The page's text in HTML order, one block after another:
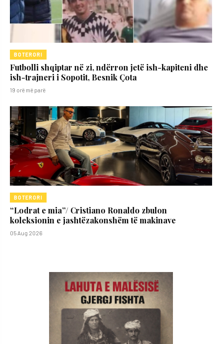
BOTERORI
Futbolli shqiptar në zi, ndërron jetë ish-kapiteni dhe
ish-trajneri i Sopotit, Besnik Çota
19 orë më parë
BOTERORI
“Lodrat e mia”/ Cristiano Ronaldo zbulon
koleksionin e jashtëzakonshëm të makinave
05 Aug 2026